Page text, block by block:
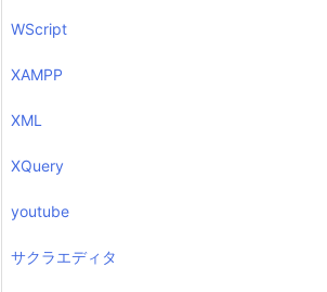
WScript
XAMPP
XML
XQuery
youtube
サクラエディタ